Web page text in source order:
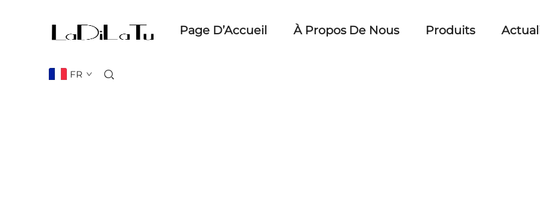
Page D’Accueil À Propos De Nous Produits
FR